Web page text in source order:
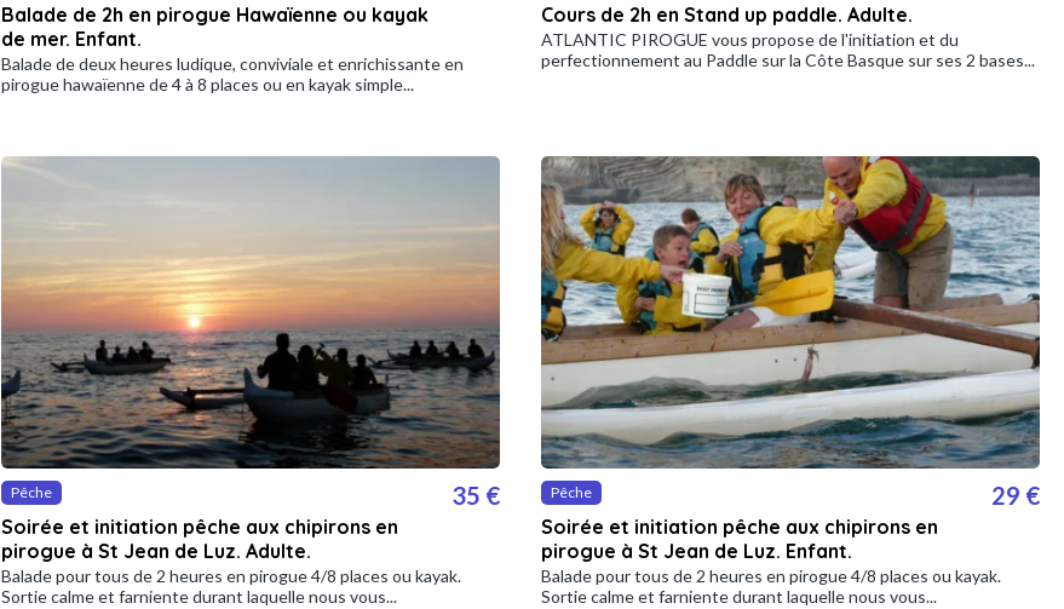
Balade de 2h en pirogue Hawaïenne ou kayak
de mer. Enfant.
Balade de deux heures ludique, conviviale et enrichissante en
pirogue hawaïenne de 4 à 8 places ou en kayak simple...
Cours de 2h en Stand up paddle. Adulte.
ATLANTIC PIROGUE vous propose de l'initiation et du
perfectionnement au Paddle sur la Côte Basque sur ses 2 bases...
Pêche
Soirée et initiation pêche aux chipirons en
pirogue à St Jean de Luz. Adulte.
35 €
Balade pour tous de 2 heures en pirogue 4/8 places ou kayak.
Sortie calme et farniente durant laquelle nous vous...
Pêche
Soirée et initiation pêche aux chipirons en
pirogue à St Jean de Luz. Enfant.
29 €
Balade pour tous de 2 heures en pirogue 4/8 places ou kayak.
Sortie calme et farniente durant laquelle nous vous...